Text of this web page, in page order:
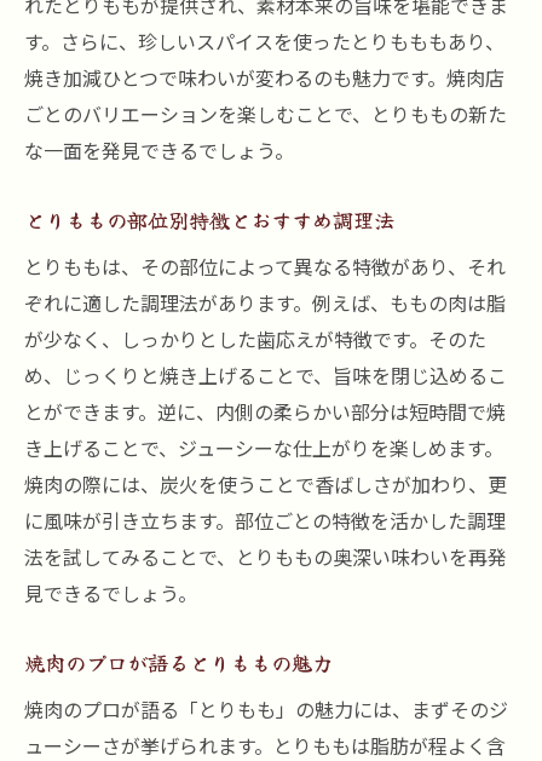
す。さらに、珍しいスパイスを使ったとりもももあり、
焼き加減ひとつで味わいが変わるのも魅力です。焼肉店
ごとのバリエーションを楽しむことで、とりももの新た
な一面を発見できるでしょう。
とりももの部位別特徴とおすすめ調理法
とりももは、その部位によって異なる特徴があり、それ
ぞれに適した調理法があります。例えば、ももの肉は脂
が少なく、しっかりとした歯応えが特徴です。そのた
め、じっくりと焼き上げることで、旨味を閉じ込めるこ
とができます。逆に、内側の柔らかい部分は短時間で焼
き上げることで、ジューシーな仕上がりを楽しめます。
焼肉の際には、炭火を使うことで香ばしさが加わり、更
に風味が引き立ちます。部位ごとの特徴を活かした調理
法を試してみることで、とりももの奥深い味わいを再発
見できるでしょう。
焼肉のプロが語るとりももの魅力
焼肉のプロが語る「とりもも」の魅力には、まずそのジ
ューシーさが挙げられます。とりももは脂肪が程よく含